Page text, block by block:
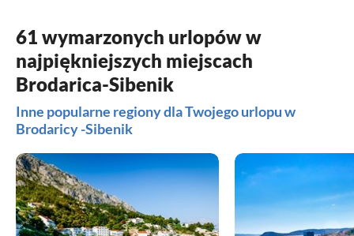
61 wymarzonych urlopów w
najpiękniejszych miejscach
Brodarica-Sibenik
Inne popularne regiony dla Twojego urlopu w
Brodaricy -Sibenik